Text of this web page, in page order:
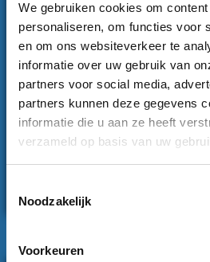
We gebruiken cookies om
personaliseren, om functies voor
en om ons websiteverkeer te
informatie over uw gebruik van
partners voor social media,
partners kunnen deze gegevens
informatie die u aan ze heeft
verzameld op basis van uw
Noodzakelijk
Voorkeuren
Fusion
De leukste combinatie van real-life
karten.Voor 2-15